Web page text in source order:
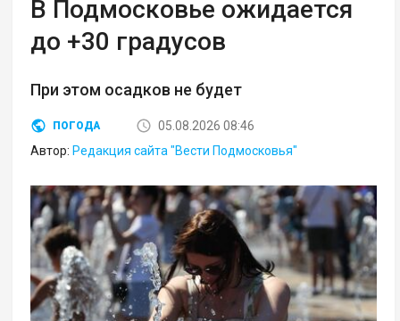
В Подмосковье ожидается
до +30 градусов
При этом осадков не будет
ПОГОДА
05.08.2026 08:46
Автор: Редакция сайта "Вести Подмосковья"